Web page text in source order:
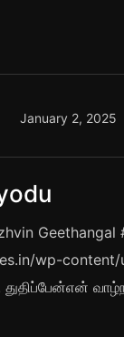
January 2, 2025
Geethangal
wp-